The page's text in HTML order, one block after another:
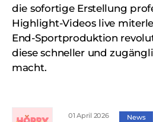
die sofortige Erstellung
Highlight-Videos live
End-Sportproduktion
diese schneller und
macht.
01 April 2026 News